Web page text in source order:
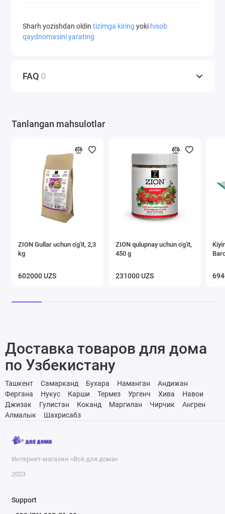
Sharh yozishdan oldin tizimga kiring yoki hisob
qaydnomasini yarating
FAQ 0
Tanlangan mahsulotlar
ZION Gullar uchun o'g'it, 2,3
kg
602000 UZS
ZION qulupnay uchun o'g'it,
450 g
231000 UZS
Доставка товаров для дома
по Узбекистану
Ташкент Самарканд Бухара Наманган
Андижан
Фергана
Нукус Карши Термез Ургенч Хива
Навои
Джизак
Гулистан Коканд Маргилан Чирчик
Ангрен
Алмалык
Шахрисабз
Интернет-магазин «Всё для дома»
2023
Support